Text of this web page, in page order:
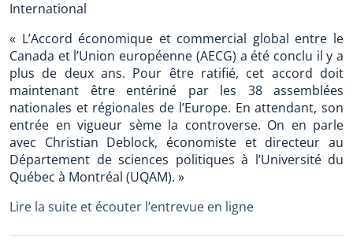
International
« L’Accord économique et commercial global entre le
Canada et l’Union européenne (AECG) a été conclu il y a
plus de deux ans. Pour être ratifié, cet accord doit
maintenant être entériné par les 38 assemblées
nationales et régionales de l’Europe. En attendant, son
entrée en vigueur sème la controverse. On en parle
avec Christian Deblock, économiste et directeur au
Département de sciences politiques à l’Université du
Québec à Montréal (UQAM). »
Lire la suite et écouter l’entrevue en ligne